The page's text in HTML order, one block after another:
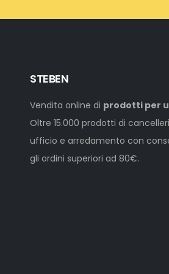
STEBEN
Vendita online di prodotti per
Oltre 15.000 prodotti di
ufficio e arredamento con
gli ordini superiori ad 80€.